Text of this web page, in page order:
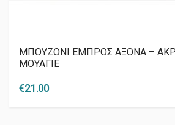
ΜΠΟΥΖΟΝΙ ΕΜΠΡΟΣ ΑΞΟΝΑ –
ΜΟΥΑΓΙΕ
€21.00